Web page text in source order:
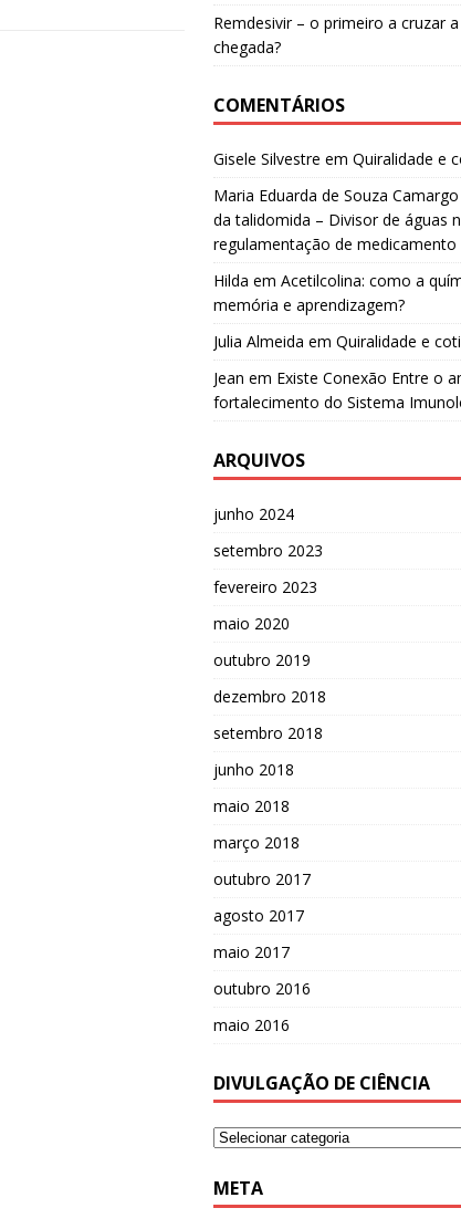
Remdesivir – o primeiro a cruzar
chegada?
COMENTÁRIOS
Gisele Silvestre em Quiralidade e
Maria Eduarda de Souza Camargo
da talidomida – Divisor de águas
regulamentação de medicamento
Hilda em Acetilcolina: como a
memória e aprendizagem?
Julia Almeida em Quiralidade e
Jean em Existe Conexão Entre o
fortalecimento do Sistema
ARQUIVOS
junho 2024
setembro 2023
fevereiro 2023
maio 2020
outubro 2019
dezembro 2018
setembro 2018
junho 2018
maio 2018
março 2018
outubro 2017
agosto 2017
maio 2017
outubro 2016
maio 2016
DIVULGAÇÃO DE CIÊNCIA
META